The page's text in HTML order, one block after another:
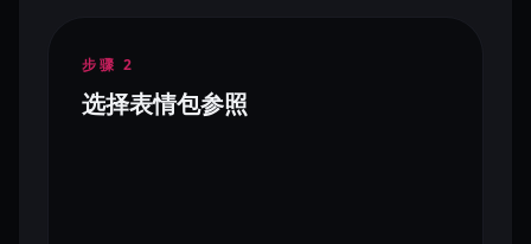
步骤 2
选择表情包参照